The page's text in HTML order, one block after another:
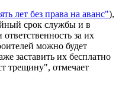
лет без права на аванс"),
срок службы и в
ответственность за их
можно будет
заставить их бесплатно
трещину", отмечает